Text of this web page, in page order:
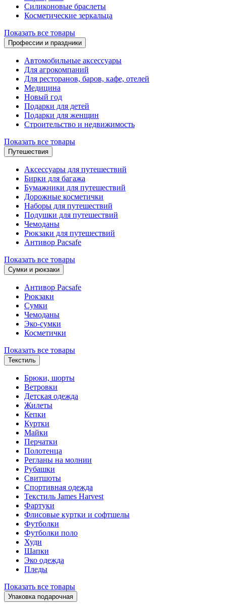
Силиконовые браслеты
Косметические зеркальца
Показать все товары
Профессии и праздники
Автомобильные аксессуары
Для агрокомпаний
Для ресторанов, баров, кафе, отелей
Медицина
Новый год
Подарки для детей
Подарки для женщин
Строительство и недвижимость
Показать все товары
Путешествия
Аксессуары для путешествий
Бирки для багажа
Бумажники для путешествий
Дорожные косметички
Наборы для путешествий
Подушки для путешествий
Чемоданы
Рюкзаки для путешествий
Антивор Pacsafe
Показать все товары
Сумки и рюкзаки
Антивор Pacsafe
Рюкзаки
Сумки
Чемоданы
Эко-сумки
Косметички
Показать все товары
Текстиль
Брюки, шорты
Ветровки
Детская одежда
Жилеты
Кепки
Куртки
Майки
Перчатки
Полотенца
Регланы на молнии
Рубашки
Свитшоты
Спортивная одежда
Текстиль James Harvest
Фартуки
Флисовые куртки и софтшелы
Футболки
Футболки поло
Худи
Шапки
Эко одежда
Пледы
Показать все товары
Упаковка подарочная